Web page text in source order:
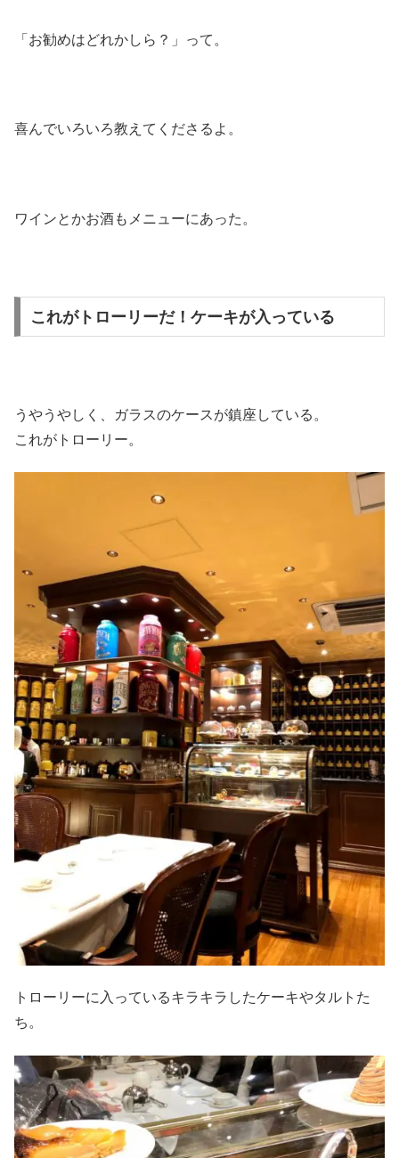
「お勧めはどれかしら？」って。
喜んでいろいろ教えてくださるよ。
ワインとかお酒もメニューにあった。
これがトローリーだ！ケーキが入っている
うやうやしく、ガラスのケースが鎮座している。
これがトローリー。
トローリーに入っているキラキラしたケーキやタルトた
ち。